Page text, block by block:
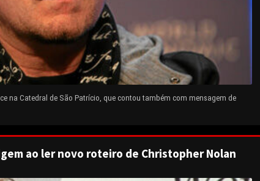
na Catedral de São Patrício, que contou também com mensagem de
ao ler novo roteiro de Christopher Nolan